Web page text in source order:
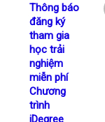
Thông báo
đăng ký
tham gia
học trải
nghiệm
miễn phí
Chương
trình
iDegree